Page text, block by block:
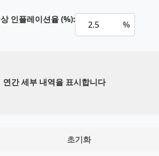
인플레이션율 (%): %
연간 세부 내역을 표시합니다
초기화